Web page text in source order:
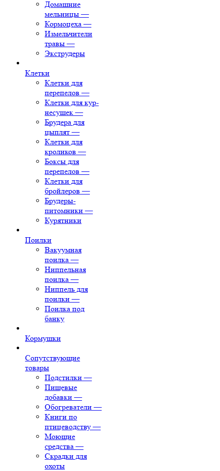
Домашние
мельницы —
Кормоцеха —
Измельчители
травы —
Экструдеры
Клетки
Клетки для
перепелов —
Клетки для кур-
несушек —
Брудера для
цыплят —
Клетки для
кроликов —
Боксы для
перепелов —
Клетки для
бройлеров —
Брудеры-
питомники —
Курятники
Поилки
Вакуумная
поилка —
Ниппельная
поилка —
Ниппель для
поилки —
Поилка под
банку
Кормушки
Сопутствующие
товары
Подстилки —
Пищевые
добавки —
Обогреватели —
Книги по
птицеводству —
Моющие
средства —
Скрадки для
охоты